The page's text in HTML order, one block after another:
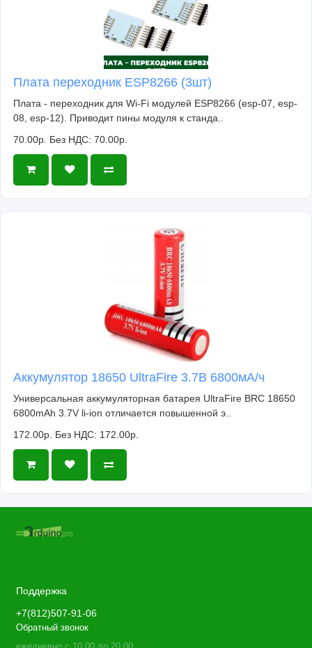
Плата переходник ESP8266 (3шт)
Плата - переходник для Wi-Fi модулей ESP8266 (esp-07, esp-
08, esp-12). Приводит пины модуля к станда..
70.00р. Без НДС: 70.00р.
Аккумулятор 18650 UltraFire 3.7В 6800мА/ч
Универсальная аккумуляторная батарея UltraFire BRC 18650
6800mAh 3.7V li-ion отличается повышенной э..
172.00р. Без НДС: 172.00р.
Поддержка
+7(812)507-91-06
Обратный звонок